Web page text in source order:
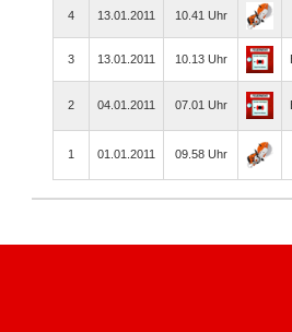
4 13.01.2011 10.41 Uhr
3 13.01.2011 10.13 Uhr
2 04.01.2011 07.01 Uhr
1 01.01.2011 09.58 Uhr